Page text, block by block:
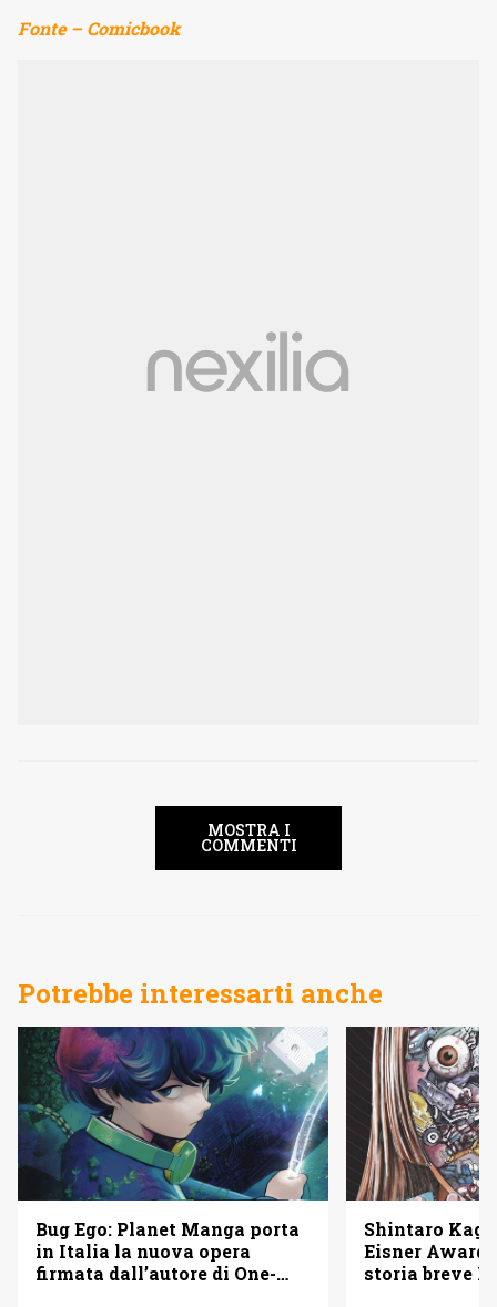
Fonte – Comicbook
MOSTRA I
COMMENTI
Potrebbe interessarti anche
Bug Ego: Planet Manga porta
in Italia la nuova opera
firmata dall’autore di One-
Shintaro
Eisner
storia breve